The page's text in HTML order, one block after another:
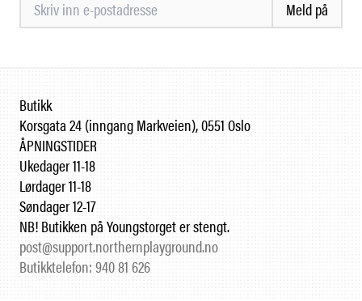
Meld på
Butikk
Korsgata 24 (inngang Markveien), 0551 Oslo
ÅPNINGSTIDER
Ukedager 11-18
Lørdager 11-18
Søndager 12-17
NB! Butikken på Youngstorget er stengt.
post@support.northernplayground.no
Butikktelefon: 940 81 626